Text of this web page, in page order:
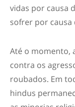
vidas por causa
sofrer por causa
Até o momento,
contra os
roubados. Em
hindus